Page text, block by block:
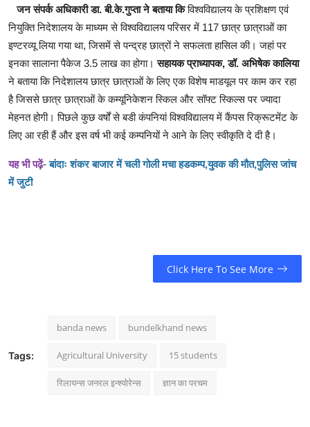
जन संपर्क अधिकारी डा. बी.के.गुप्ता ने बताया किविश्वविद्यालय के प्रशिक्षण एवं
नियुक्ति निदेशालय के माध्यम से विश्वविद्यालय परिसर में 117 छात्र छात्राओं का
इण्टरव्यू लिया गया था, जिसमें से पन्द्रह छात्रों ने सफलता हासिल की। जहां पर
इनका सालाना पैकेज 3.5 लाख का होगा।सहायक प्राध्यापक, डॉ. अभिषेेक कालिया
ने बताया कि निदेशालय छात्र छात्राओं के लिए एक विशेष माडयूल पर काम कर रहा
है जिससे छात्र छात्राओं के कम्यूनिकेशन स्किल और सॉफ्ट स्किल्स पर ज्यादा
मेहनत होगी। पिछले कुछ वर्षों से बडी कंपनियां विश्वविद्यालय में कैंपस रिक्रूटमेंट के
लिए आ रही हैं और इस वर्ष भी कई कम्पनियों ने आने के लिए स्वीकृति दे दी है।
यह भी पढ़ें-बांदाः शंकर बाजार में चली गोली मचा हडकम्प,युवक की मौत,पुलिस जांच
में जुटी
Click Here To See More
Tags:
banda news bundelkhand news
Agricultural University 15 students
रिलायन्स जनरल इन्श्योरेन्स ज्ञान का परचम